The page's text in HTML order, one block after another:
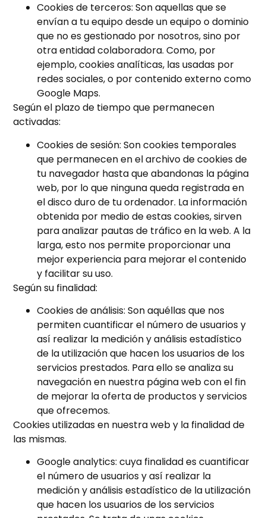
Cookies de terceros: Son aquellas que se
envían a tu equipo desde un equipo o dominio
que no es gestionado por nosotros, sino por
otra entidad colaboradora. Como, por
ejemplo, cookies analíticas, las usadas por
redes sociales, o por contenido externo como
Google Maps.
Según el plazo de tiempo que permanecen
activadas:
Cookies de sesión: Son cookies temporales
que permanecen en el archivo de cookies de
tu navegador hasta que abandonas la página
web, por lo que ninguna queda registrada en
el disco duro de tu ordenador. La información
obtenida por medio de estas cookies, sirven
para analizar pautas de tráfico en la web. A la
larga, esto nos permite proporcionar una
mejor experiencia para mejorar el contenido
y facilitar su uso.
Según su finalidad:
Cookies de análisis: Son aquéllas que nos
permiten cuantificar el número de usuarios y
así realizar la medición y análisis estadístico
de la utilización que hacen los usuarios de los
servicios prestados. Para ello se analiza su
navegación en nuestra página web con el fin
de mejorar la oferta de productos y servicios
que ofrecemos.
Cookies utilizadas en nuestra web y la finalidad de
las mismas.
Google analytics: cuya finalidad es cuantificar
el número de usuarios y así realizar la
medición y análisis estadístico de la utilización
que hacen los usuarios de los servicios